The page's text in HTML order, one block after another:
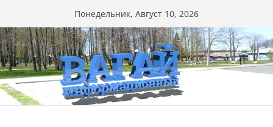
к
содержимому
Понедельник, Август 10, 2026